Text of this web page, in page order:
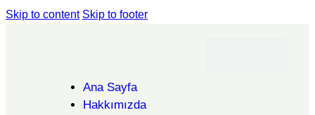
Skip to content Skip to footer
Ana Sayfa
Hakkımızda